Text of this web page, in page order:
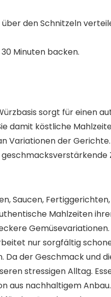
den Schnitzeln
Minuten backen.
sorgt für einen
damit köstliche
Variationen der
Saucen,
Mahlzeiten
nur sorgfältig
der Geschmack und
stressigen Alltag.
nachhaltigem